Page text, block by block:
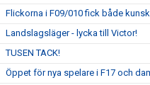
Flickorna i F09/010 fick både
Landslagsläger - lycka till Victor!
TUSEN TACK!
Öppet för nya spelare i F17 och